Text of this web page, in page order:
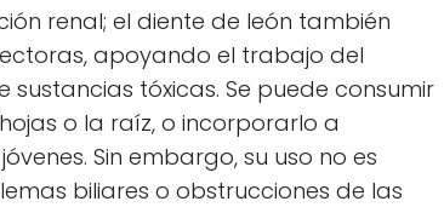
renal; el diente de león también
apoyando el trabajo del
sustancias tóxicas. Se puede consumir
o la raíz, o incorporarlo a
Sin embargo, su uso no es
biliares o obstrucciones de las